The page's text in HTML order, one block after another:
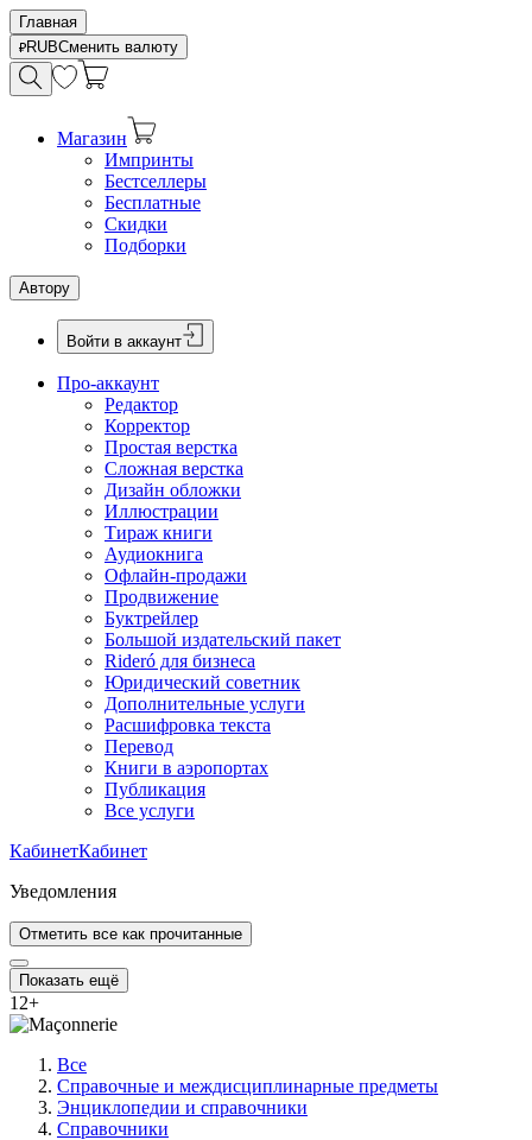
Главная
RUBСменить валюту
Магазин
Импринты
Бестселлеры
Бесплатные
Скидки
Подборки
Автору
Войти в аккаунт
Про-аккаунт
Редактор
Корректор
Простая верстка
Сложная верстка
Дизайн обложки
Иллюстрации
Тираж книги
Аудиокнига
Офлайн-продажи
Продвижение
Буктрейлер
Большой издательский пакет
Rideró для бизнеса
Юридический советник
Дополнительные услуги
Расшифровка текста
Перевод
Книги в аэропортах
Публикация
Все услуги
КабинетКабинет
Уведомления
Отметить все как прочитанные
Показать ещё
12+
Все
Справочные и междисциплинарные предметы
Энциклопедии и справочники
Справочники